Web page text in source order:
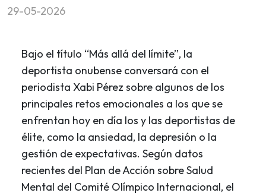
29-05-2026
Bajo el título “Más allá del límite”, la
deportista onubense conversará con el
periodista Xabi Pérez sobre algunos de los
principales retos emocionales a los que se
enfrentan hoy en día los y las deportistas de
élite, como la ansiedad, la depresión o la
gestión de expectativas. Según datos
recientes del Plan de Acción sobre Salud
Mental del Comité Olímpico Internacional, el